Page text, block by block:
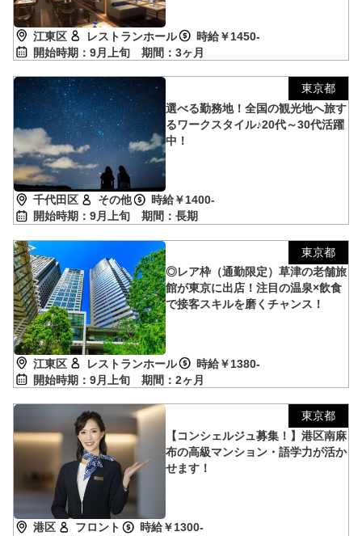
江東区 レストランホール
時給￥1450-
開始時期：9月上旬 期間：3ヶ月
東京都
選べる勤務地！全国の観光地へ旅す
るワークスタイル♪20代～30代活躍
中！
千代田区 その他
時給￥1400-
開始時期：9月上旬 期間：長期
東京都
◎レア枠（通勤限定）草津の老舗旅
館が東京に出店！注目の温泉×飲食
で接客スキルを磨くチャンス！
江東区 レストランホール
時給￥1380-
開始時期：9月上旬 期間：2ヶ月
東京都
【コンシェルジュ募集！】港区南麻
布の高級マンション・語学力が活か
せます！
港区 フロント
時給￥1300-